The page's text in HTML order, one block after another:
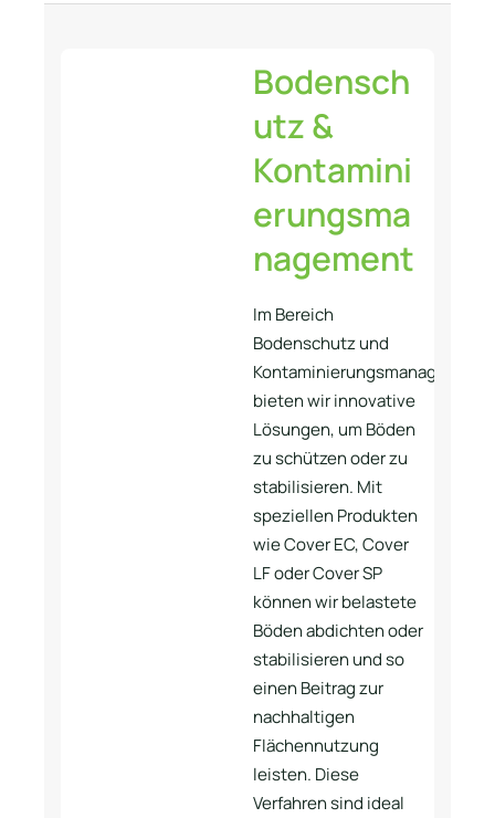
Bodensch
utz &
Kontamini
erungsma
nagement
Im Bereich
Bodenschutz und
Kontaminierungsmanagement
bieten wir innovative
Lösungen, um Böden
zu schützen oder zu
stabilisieren. Mit
speziellen Produkten
wie Cover EC, Cover
LF oder Cover SP
können wir belastete
Böden abdichten oder
stabilisieren und so
einen Beitrag zur
nachhaltigen
Flächennutzung
leisten. Diese
Verfahren sind ideal